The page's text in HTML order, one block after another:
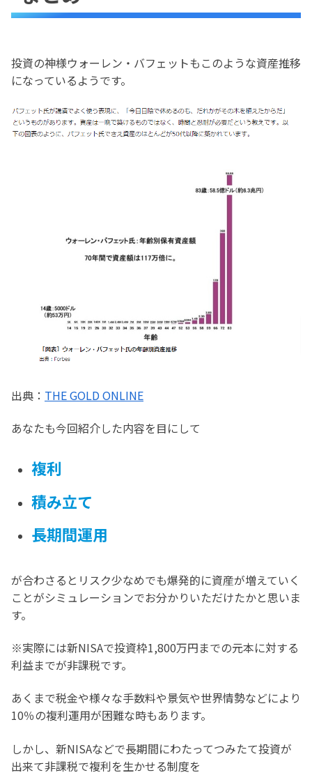
投資の神様ウォーレン・バフェットもこのような資産推移
になっているようです。
出典： THE GOLD ONLINE
あなたも今回紹介した内容を目にして
複利
積み立て
長期間運用
が合わさるとリスク少なめでも爆発的に資産が増えていく
ことがシミュレーションでお分かりいただけたかと思いま
す。
※実際には新NISAで投資枠1,800万円までの元本に対する
利益までが非課税です。
あくまで税金や様々な手数料や景気や世界情勢などにより
10％の複利運用が困難な時もあります。
しかし、新NISAなどで長期間にわたってつみたて投資が
出来て非課税で複利を生かせる制度を